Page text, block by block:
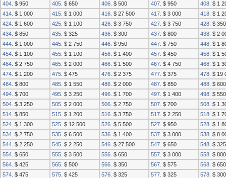
404. $ 950 405. $ 650 406. $ 500 407. $ 950 408. $ 1
414. $ 1 000 415. $ 1 000 416. $ 27 500 417. $ 3 000 418. $ 1
424. $ 1 600 425. $ 1 100 426. $ 3 750 427. $ 3 750 428. $ 350
434. $ 850 435. $ 325 436. $ 300 437. $ 800 438. $ 2
444. $ 1 000 445. $ 2 750 446. $ 950 447. $ 750 448. $ 1
454. $ 1 100 455. $ 1 100 456. $ 1 400 457. $ 450 458. $ 1
464. $ 2 750 465. $ 2 000 466. $ 1 500 467. $ 4 750 468. $ 1
474. $ 1 200 475. $ 475 476. $ 2 375 477. $ 375 478. $ 19
484. $ 800 485. $ 1 550 486. $ 2 000 487. $ 850 488. $ 600
494. $ 700 495. $ 3 250 496. $ 1 700 497. $ 1 400 498. $ 550
504. $ 3 250 505. $ 2 000 506. $ 2 750 507. $ 700 508. $ 1
514. $ 850 515. $ 1 200 516. $ 3 750 517. $ 2 250 518. $ 1
524. $ 1 300 525. $ 12 500 526. $ 5 500 527. $ 950 528. $ 1
534. $ 2 750 535. $ 6 500 536. $ 1 400 537. $ 3 000 538. $ 8
544. $ 2 250 545. $ 2 250 546. $ 27 500 547. $ 650 548. $ 325
554. $ 650 555. $ 3 500 556. $ 650 557. $ 3 000 558. $ 800
564. $ 425 565. $ 500 566. $ 350 567. $ 575 568. $ 650
574. $ 475 575. $ 425 576. $ 325 577. $ 325 578. $ 300